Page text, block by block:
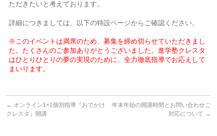
ただきたいと考えております。
詳細につきましては、以下の特設ページからご確認ください。
※このイベントは満席のため、募集を締め切らせていただきまし
た。たくさんのご参加ありがとうございました。進学塾クレスタ
はひとりひとりの夢の実現のために、全力徹底指導でお応えして
まいります。
← オンライン1×1個別指導『おでかけ
クレスタ』開講
年末年始の開講時間とお問い合わせご
対応について →